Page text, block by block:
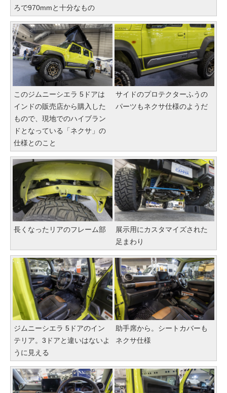
ろで970mmと十分なもの
このジムニーシエラ 5ドアは
インドの販売店から購入した
もので、現地でのハイブラン
ドとなっている「ネクサ」の
仕様とのこと
サイドのプロテクターふうの
パーツもネクサ仕様のようだ
長くなったリアのフレーム部
展示用にカスタマイズされた
足まわり
ジムニーシエラ 5ドアのイン
テリア。3ドアと違いはないよ
うに見える
助手席から。シートカバーも
ネクサ仕様